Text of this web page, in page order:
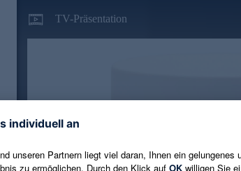
TV-Präsentation